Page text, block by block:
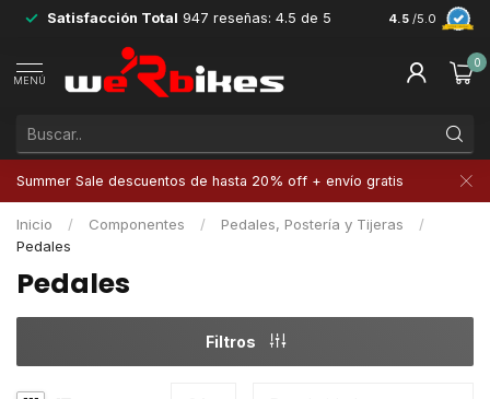
Satisfacción Total 947 reseñas: 4.5 de 5 4.5 /5.0
MENÚ
0
Summer Sale descuentos de hasta 20% off + envío gratis
Inicio / Componentes / Pedales, Postería y Tijeras
/
Pedales
Pedales
Filtros